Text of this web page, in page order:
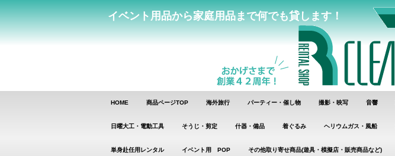
イベント用品から家庭用品まで何でも貸します！
HOME 商品ページTOP 海外旅行 パーティー・催し物 撮影・映写 音響
日曜大工・電動工具 そうじ・剪定 什器・備品 着ぐるみ ヘリウムガス・風船
単身赴任用レンタル イベント用 POP その他取り寄せ商品(遊具・模擬店・販売商品など)